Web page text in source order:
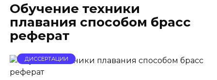
Обучение техники
плавания способом брасс
реферат
ДИССЕРТАЦИИ